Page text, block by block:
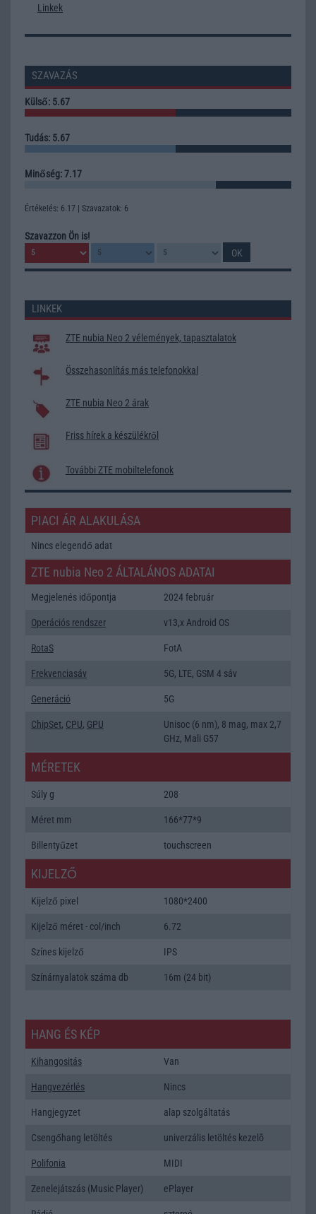
Linkek
SZAVAZÁS
Külső: 5.67
Tudás: 5.67
Minőség: 7.17
Értékelés: 6.17 | Szavazatok: 6
Szavazzon Ön is!
LINKEK
ZTE nubia Neo 2 vélemények, tapasztalatok
Összehasonlítás más telefonokkal
ZTE nubia Neo 2 árak
Friss hírek a készülékről
További ZTE mobiltelefonok
PIACI ÁR ALAKULÁSA
Nincs elegendő adat
ZTE nubia Neo 2 ÁLTALÁNOS ADATAI
Megjelenés időpontja 2024 február
Operációs rendszer v13,x Android OS
RotaS FotA
Frekvenciasáv 5G, LTE, GSM 4 sáv
Generáció 5G
ChipSet, CPU, GPU
Unisoc (6 nm), 8 mag, max 2,7
GHz, Mali G57
MÉRETEK
Súly g 208
Méret mm 166*77*9
Billentyűzet touchscreen
KIJELZŐ
Kijelző pixel 1080*2400
Kijelző méret - col/inch 6.72
Színes kijelző IPS
Színárnyalatok száma db 16m (24 bit)
HANG ÉS KÉP
Kihangositás Van
Hangvezérlés Nincs
Hangjegyzet alap szolgáltatás
Csengőhang letöltés univerzális letöltés kezelõ
Polifonia MIDI
Zenelejátszás (Music Player) ePlayer